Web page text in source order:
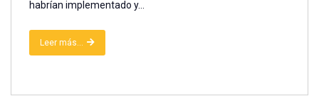
habrían implementado y...
Leer más...